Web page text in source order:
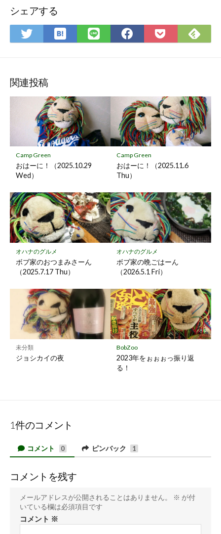
シェアする
Twitter
で
ア
は
て
マ
ー
ク
に
存
LINE
で
Facebook
で
Pocket
に
で
関連投稿
Camp Green
おはーに！（2025.10.29
Wed）
Camp Green
おはーに！（2025.11.6
Thu）
オハナのグルメ
ボブ家のおつまみさーん
（2025.7.17 Thu）
オハナのグルメ
ボブ家の晩ごはーん
（2026.5.1 Fri）
未分類
ジョシカイの夜
BobZoo
2023年をぉぉぉっ振り返
る！
1件のコメント
コメント 0 ピンバック 1
コメントを残す
メールアドレスが公開されることはありません。 ※ が付
いている欄は必須項目です
コメント ※